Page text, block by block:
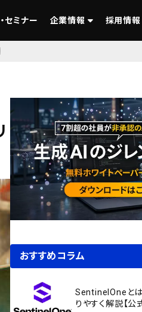
セミナー 企業情報 採用情報
おすすめコラム
SentinelOneと
りやすく解説【公